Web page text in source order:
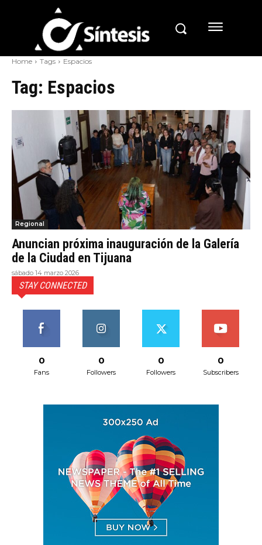
Home Tags Espacios
Tag: Espacios
Regional
Anuncian próxima inauguración de la Galería
de la Ciudad en Tijuana
sábado 14 marzo 2026
STAY CONNECTED
0
Fans
0
Followers
0
Followers
0
Subscribers